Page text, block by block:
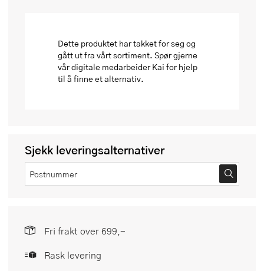
Dette produktet har takket for seg og
gått ut fra vårt sortiment. Spør gjerne
vår digitale medarbeider Kai for hjelp
til å finne et alternativ.
Sjekk leveringsalternativer
Fri frakt over 699,-
Rask levering